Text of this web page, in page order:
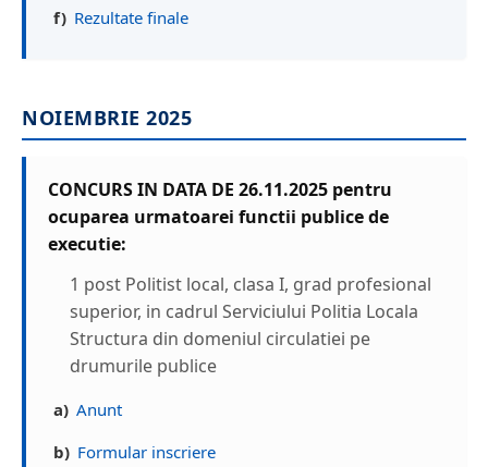
f) Rezultate finale
NOIEMBRIE 2025
CONCURS IN DATA DE 26.11.2025 pentru
ocuparea urmatoarei functii publice de
executie:
1 post Politist local, clasa I, grad profesional
superior, in cadrul Serviciului Politia Locala
Structura din domeniul circulatiei pe
drumurile publice
a) Anunt
b) Formular inscriere